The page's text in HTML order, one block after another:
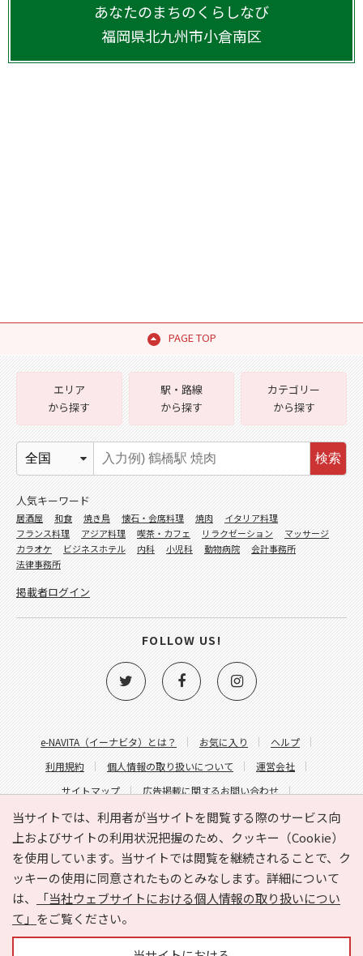
あなたのまちのくらしなび
福岡県北九州市小倉南区
PAGE TOP
当サイトでは、利用者が当サイトを閲覧する際のサービス向
上およびサイトの利用状況把握のため、クッキー（Cookie）
を使用しています。当サイトでは閲覧を継続されることで、ク
ッキーの使用に同意されたものとみなします。詳細について
は、
「当社ウェブサイトにおける個人情報の取り扱いについ
て」 をご覧ください。
e-NAVITA（イーナビタ）とは？ お気に入り
ヘルプ
利用規約
個人情報の取り扱いについて
運営会社
サイトマップ
広告掲載に関するお問い合わせ
サイトの内容に関するお問い合わせ
エリア
から探す
駅・路線
から探す
カテゴリー
から探す
検索
人気キーワード
居酒屋 和食 焼き鳥 懐石・会席料理 焼肉
イタリア料理
フランス料理
アジア料理 喫茶・カフェ リラクゼーション
マッサージ
カラオケ
ビジネスホテル 内科 小児科 動物病院
会計事務所
法律事務所
掲載者ログイン
FOLLOW US!
Copyright © HYOJITO.Co.,Ltd. All Rights Reserved.